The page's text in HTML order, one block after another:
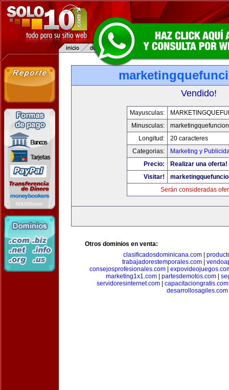
Vendido!
Mayusculas:
Minusculas:
Longitud:
20 caracteres
Categorias:
Marketing y
Precio:
Realizar una oferta!
Visitar!
Serán consideradas
Otros dominios en venta:
clasificadosdominicana.com
trabajadorestemporales.com
consejosprofesionales.com|
marketing1x1.com| partesdemotos.com|
servidoresinternet.com| capacitaciongratis.com
desarrollosagiles.com